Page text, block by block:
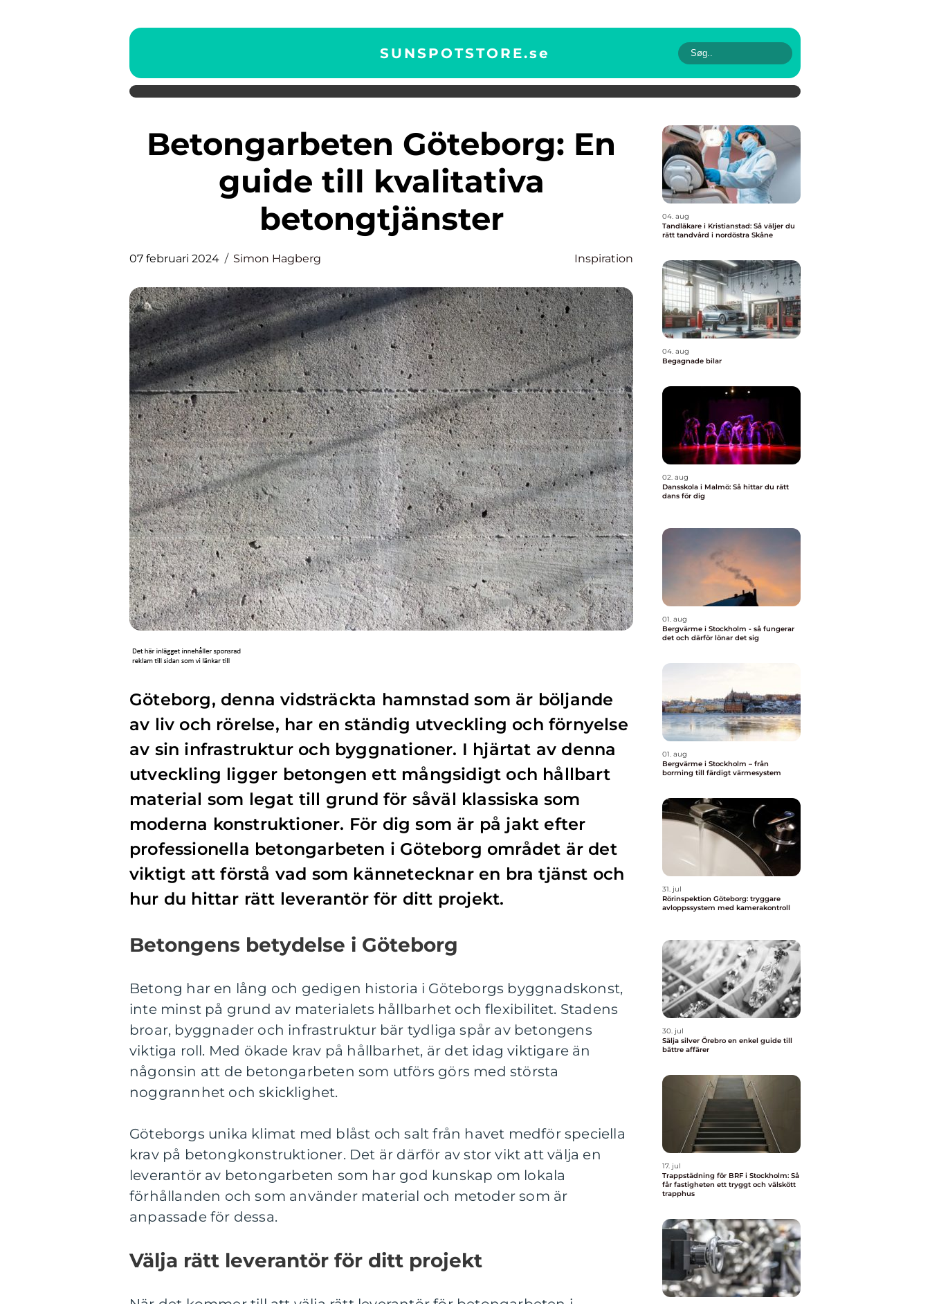
SUNSPOTSTORE.se
Betongarbeten Göteborg: En
guide till kvalitativa
betongtjänster
07 februari 2024 Simon Hagberg Inspiration
Göteborg, denna vidsträckta hamnstad som är böljande
av liv och rörelse, har en ständig utveckling och förnyelse
av sin infrastruktur och byggnationer. I hjärtat av denna
utveckling ligger betongen ett mångsidigt och hållbart
material som legat till grund för såväl klassiska som
moderna konstruktioner. För dig som är på jakt efter
professionella betongarbeten i Göteborg området är det
viktigt att förstå vad som kännetecknar en bra tjänst och
hur du hittar rätt leverantör för ditt projekt.
Betongens betydelse i Göteborg
Betong har en lång och gedigen historia i Göteborgs byggnadskonst,
inte minst på grund av materialets hållbarhet och flexibilitet. Stadens
broar, byggnader och infrastruktur bär tydliga spår av betongens
viktiga roll. Med ökade krav på hållbarhet, är det idag viktigare än
någonsin att de betongarbeten som utförs görs med största
noggrannhet och skicklighet.
Göteborgs unika klimat med blåst och salt från havet medför speciella
krav på betongkonstruktioner. Det är därför av stor vikt att välja en
leverantör av betongarbeten som har god kunskap om lokala
förhållanden och som använder material och metoder som är
anpassade för dessa.
Välja rätt leverantör för ditt projekt
04. aug
Tandläkare i Kristianstad: Så väljer du
rätt tandvård i nordöstra Skåne
04. aug
Begagnade bilar
02. aug
Dansskola i Malmö: Så hittar du rätt
dans för dig
01. aug
Bergvärme i Stockholm - så fungerar
det och därför lönar det sig
01. aug
Bergvärme i Stockholm – från
borrning till färdigt värmesystem
31. jul
Rörinspektion Göteborg: tryggare
avloppssystem med kamerakontroll
30. jul
Sälja silver Örebro en enkel guide till
bättre affärer
17. jul
Trappstädning för BRF i Stockholm: Så
får fastigheten ett tryggt och välskött
trapphus